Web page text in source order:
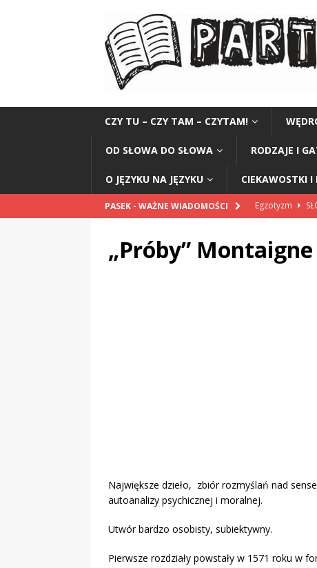
CZY TU – CZY TAM – CZYTAM!
OD SŁOWA DO SŁOWA RODZAJE I
O JĘZYKU NA JĘZYKU CIEKAWOSTKI I
PASEK - WAŻNE WIADOMOŚCI Egzotyzm
Termopile
„Próby”
Największe dzieło, zbiór rozmyślań nad
autoanalizy psychicznej i moralnej.
Utwór bardzo osobisty, subiektywny.
Pierwsze rozdziały powstały w 1571 roku w